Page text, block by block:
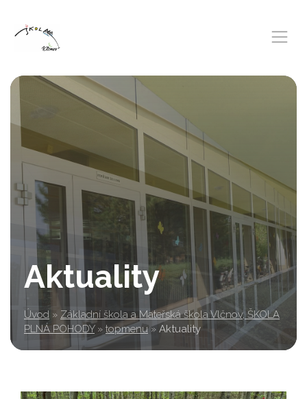
Aktuality
Úvod » Základní škola a Mateřská škola Vlčnov, ŠKOLA
PLNÁ POHODY » topmenu » Aktuality